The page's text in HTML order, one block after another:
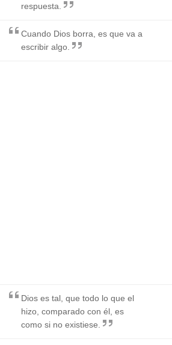
respuesta.
Cuando Dios borra, es que va a
escribir algo.
Dios es tal, que todo lo que el
hizo, comparado con él, es
como si no existiese.